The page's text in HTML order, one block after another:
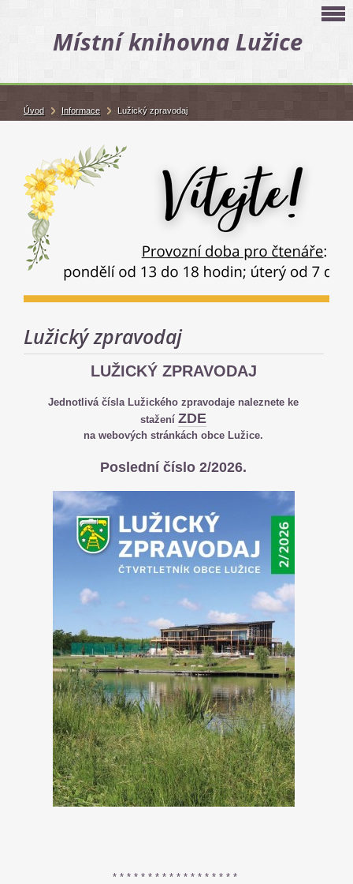
Místní knihovna Lužice
Lužický zpravodaj
LUŽICKÝ ZPRAVODAJ
Jednotlivá čísla Lužického zpravodaje naleznete ke
stažení ZDE
na webových stránkách obce Lužice.
Poslední číslo 2/2026.
* * * * * * * * * * * * * * * * * *
Úvod Informace Lužický zpravodaj